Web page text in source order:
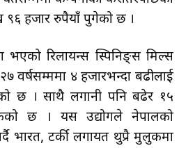
९६ हजार रुपैयाँ पुगेको छ ।
भएको रिलायन्स स्पिनिङ्स मिल्स
वर्षसम्ममा ४ हजारभन्दा बढीलाई
छ । साथै लगानी पनि बढेर १५
छ । यस उद्योगले नेपालको
भारत, टर्की लगायत थुप्रै मुलुकमा